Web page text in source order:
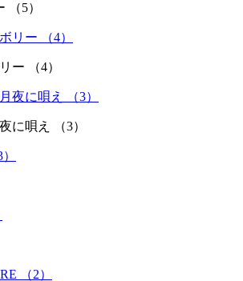
（5）
ー （4）
に唄え （3）